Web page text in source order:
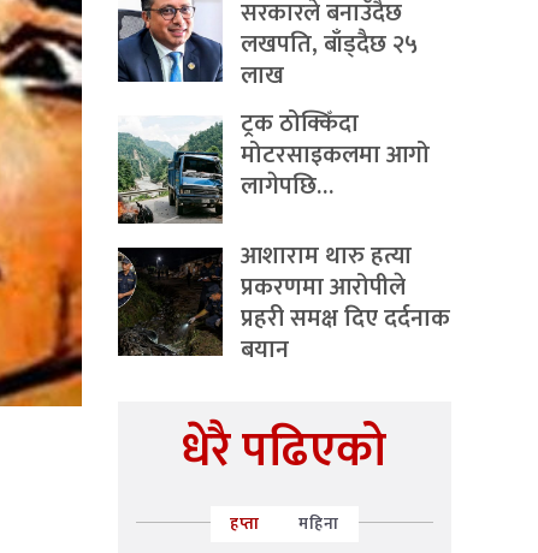
सरकारले बनाउँदैछ
लखपति, बाँड्दैछ २५
लाख
ट्रक ठोक्किँदा
मोटरसाइकलमा आगो
लागेपछि…
आशाराम थारु हत्या
प्रकरणमा आरोपीले
प्रहरी समक्ष दिए दर्दनाक
बयान
धेरै पढिएको
हप्ता महिना